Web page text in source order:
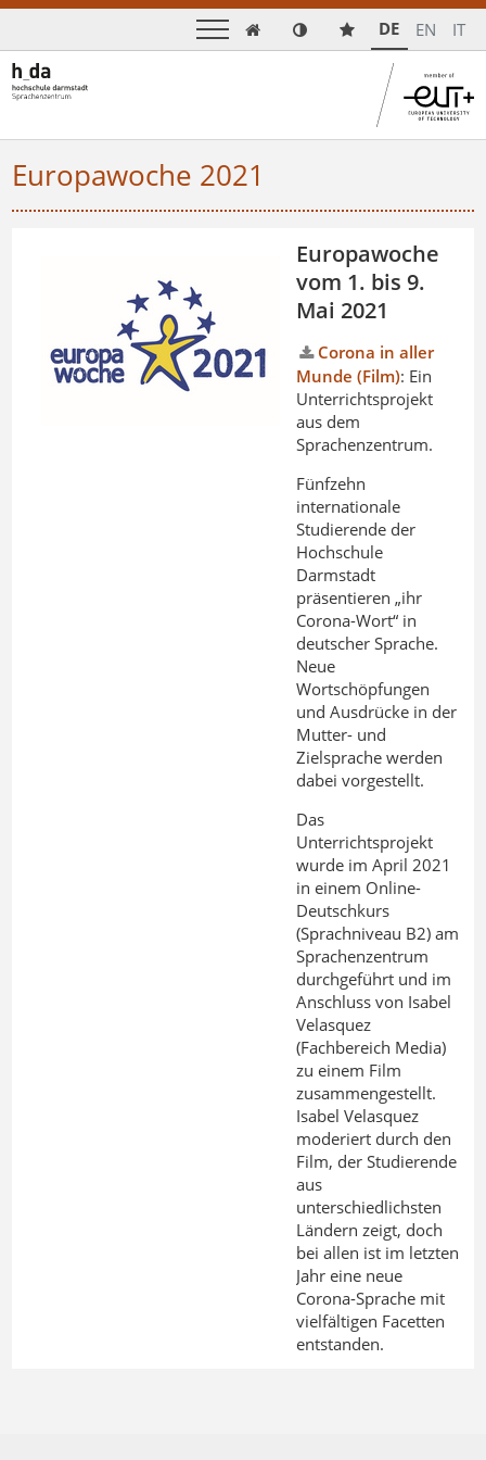
 DE EN IT
Europawoche 2021
Europawoche
vom 1. bis 9.
Mai 2021
Corona in aller
Munde (Film): Ein
Unterrichtsprojekt
aus dem
Sprachenzentrum.
Fünfzehn
internationale
Studierende der
Hochschule
Darmstadt
präsentieren „ihr
Corona-Wort“ in
deutscher Sprache.
Neue
Wortschöpfungen
und Ausdrücke in der
Mutter- und
Zielsprache werden
dabei vorgestellt.
Das
Unterrichtsprojekt
wurde im April 2021
in einem Online-
Deutschkurs
(Sprachniveau B2) am
Sprachenzentrum
durchgeführt und im
Anschluss von Isabel
Velasquez
(Fachbereich Media)
zu einem Film
zusammengestellt.
Isabel Velasquez
moderiert durch den
Film, der Studierende
aus
unterschiedlichsten
Ländern zeigt, doch
bei allen ist im letzten
Jahr eine neue
Corona-Sprache mit
vielfältigen Facetten
entstanden.